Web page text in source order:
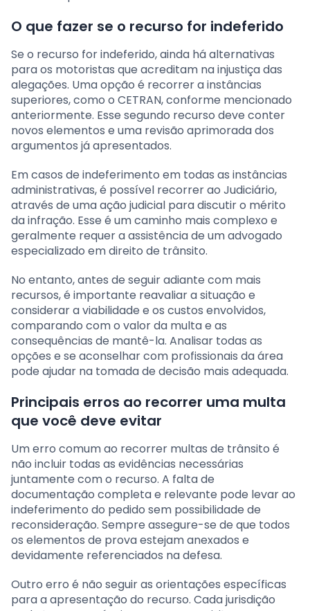
O que fazer se o recurso for indeferido
Se o recurso for indeferido, ainda há alternativas
para os motoristas que acreditam na injustiça das
alegações. Uma opção é recorrer a instâncias
superiores, como o CETRAN, conforme mencionado
anteriormente. Esse segundo recurso deve conter
novos elementos e uma revisão aprimorada dos
argumentos já apresentados.
Em casos de indeferimento em todas as instâncias
administrativas, é possível recorrer ao Judiciário,
através de uma ação judicial para discutir o mérito
da infração. Esse é um caminho mais complexo e
geralmente requer a assistência de um advogado
especializado em direito de trânsito.
No entanto, antes de seguir adiante com mais
recursos, é importante reavaliar a situação e
considerar a viabilidade e os custos envolvidos,
comparando com o valor da multa e as
consequências de mantê-la. Analisar todas as
opções e se aconselhar com profissionais da área
pode ajudar na tomada de decisão mais adequada.
Principais erros ao recorrer uma multa
que você deve evitar
Um erro comum ao recorrer multas de trânsito é
não incluir todas as evidências necessárias
juntamente com o recurso. A falta de
documentação completa e relevante pode levar ao
indeferimento do pedido sem possibilidade de
reconsideração. Sempre assegure-se de que todos
os elementos de prova estejam anexados e
devidamente referenciados na defesa.
Outro erro é não seguir as orientações específicas
para a apresentação do recurso. Cada jurisdição